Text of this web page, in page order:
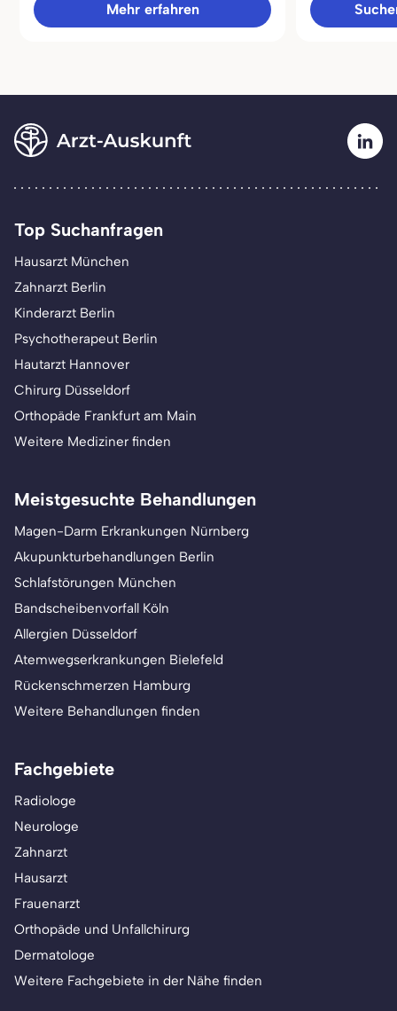
Mehr erfahren
Top Suchanfragen
Hausarzt München
Zahnarzt Berlin
Kinderarzt Berlin
Psychotherapeut Berlin
Hautarzt Hannover
Chirurg Düsseldorf
Orthopäde Frankfurt am Main
Weitere Mediziner finden
Meistgesuchte Behandlungen
Magen-Darm Erkrankungen Nürnberg
Akupunkturbehandlungen Berlin
Schlafstörungen München
Bandscheibenvorfall Köln
Allergien Düsseldorf
Atemwegserkrankungen Bielefeld
Rückenschmerzen Hamburg
Weitere Behandlungen finden
Fachgebiete
Radiologe
Neurologe
Zahnarzt
Hausarzt
Frauenarzt
Orthopäde und Unfallchirurg
Dermatologe
Weitere Fachgebiete in der Nähe finden